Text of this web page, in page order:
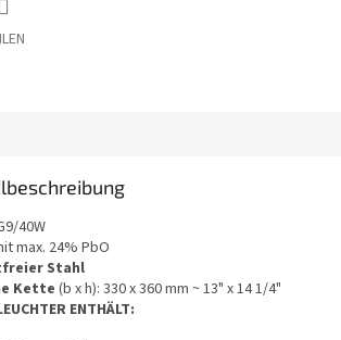
40W
max. 24% PbO
Stahl
Kette (b x h): 330 x 360 mm ~ 13" x 14 1/4"
ENTHÄLT: